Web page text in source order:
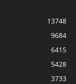
13748
9684
6415
5428
3733